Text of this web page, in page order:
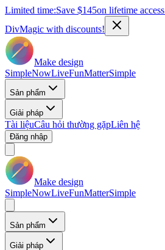
Limited time:Save $145on lifetime access
DivMagic with discounts!
Make design
SimpleNowLiveFunMatterSimple
Sản phẩm
Giải pháp
Tài liệuCâu hỏi thường gặpLiên hệ
Đăng nhập
Make design
SimpleNowLiveFunMatterSimple
Sản phẩm
Giải pháp